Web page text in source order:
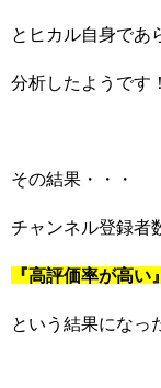
とヒカル自身であ
分析したようです
その結果・・・
チャンネル登録者
『高評価率が高い』
という結果になっ